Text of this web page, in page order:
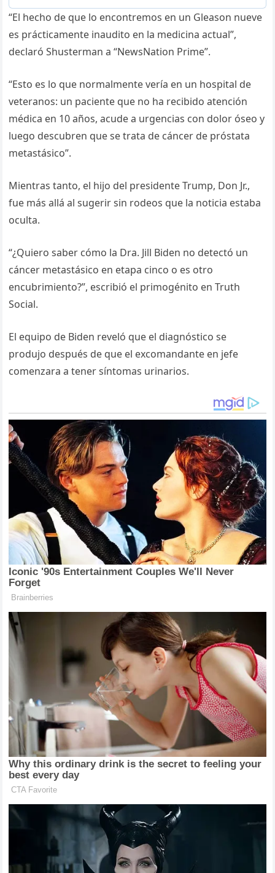
“El hecho de que lo encontremos en un Gleason nueve
es prácticamente inaudito en la medicina actual”,
declaró Shusterman a “NewsNation Prime”.
“Esto es lo que normalmente vería en un hospital de
veteranos: un paciente que no ha recibido atención
médica en 10 años, acude a urgencias con dolor óseo y
luego descubren que se trata de cáncer de próstata
metastásico”.
Mientras tanto, el hijo del presidente Trump, Don Jr.,
fue más allá al sugerir sin rodeos que la noticia estaba
oculta.
“¿Quiero saber cómo la Dra. Jill Biden no detectó un
cáncer metastásico en etapa cinco o es otro
encubrimiento?”, escribió el primogénito en Truth
Social.
El equipo de Biden reveló que el diagnóstico se
produjo después de que el excomandante en jefe
comenzara a tener síntomas urinarios.